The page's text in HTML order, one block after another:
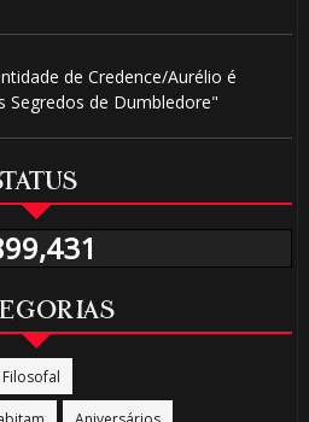
de Credence/Aurélio é
Segredos de Dumbledore"